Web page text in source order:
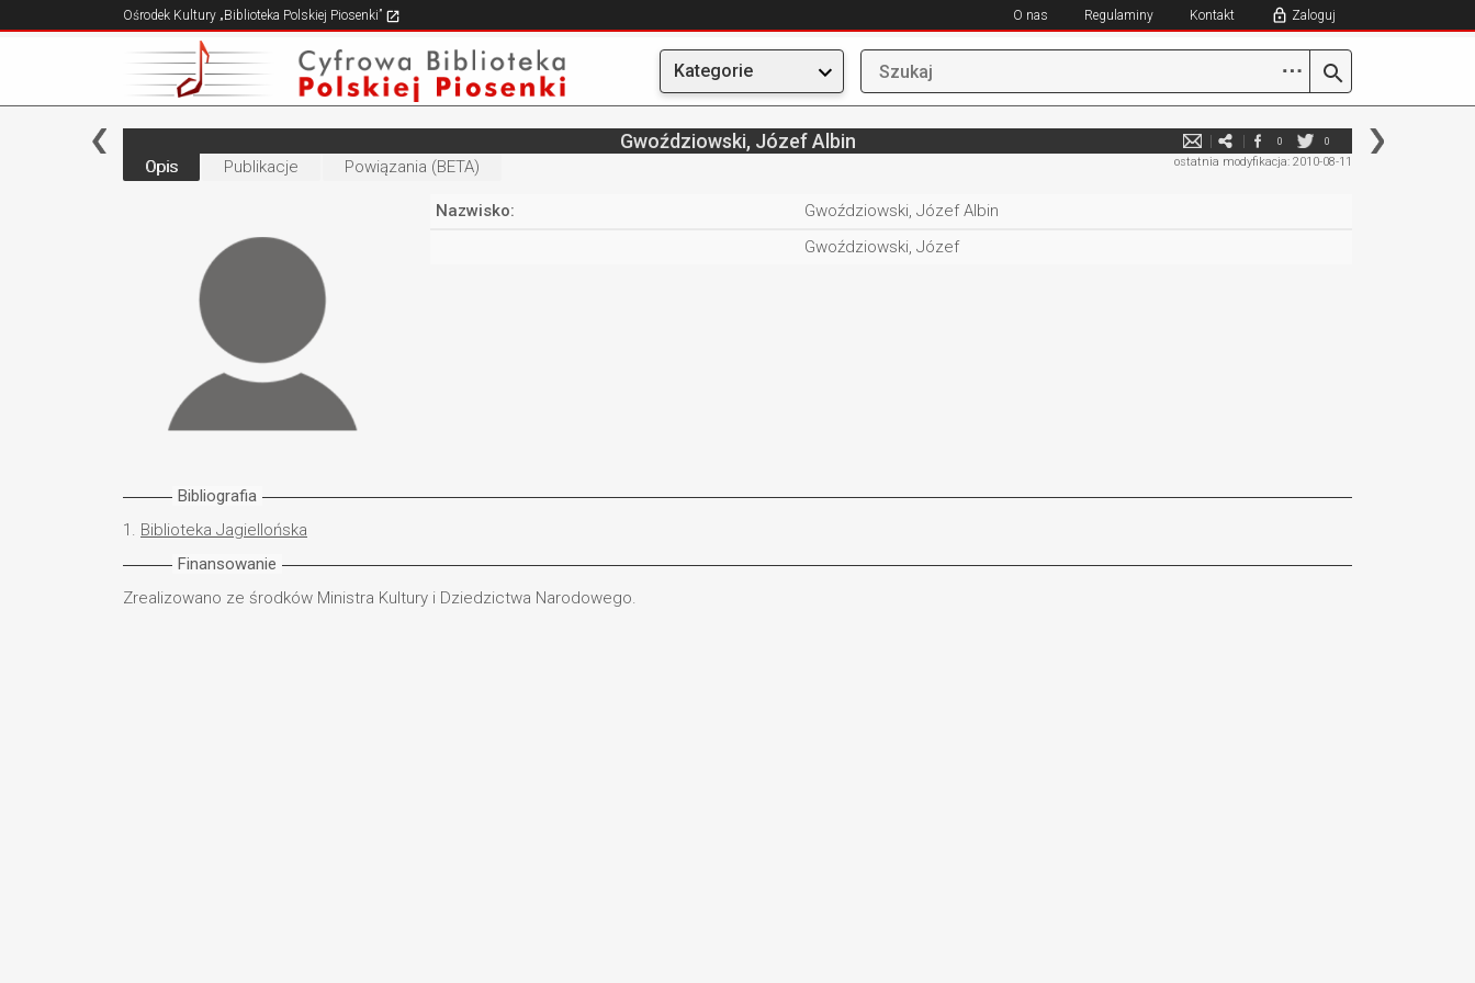
Ośrodek Kultury „Biblioteka Polskiej Piosenki” O nas Regulaminy Kontakt Zaloguj
Kategorie ⋯
Gwoździowski, Józef Albin 0 0
ostatnia modyfikacja: 2010-08-11
Opis Publikacje Powiązania (BETA)
Nazwisko:
Gwoździowski, Józef Albin
Gwoździowski, Józef
Bibliografia
1. Biblioteka Jagiellońska
Finansowanie
Zrealizowano ze środków Ministra Kultury i Dziedzictwa Narodowego.